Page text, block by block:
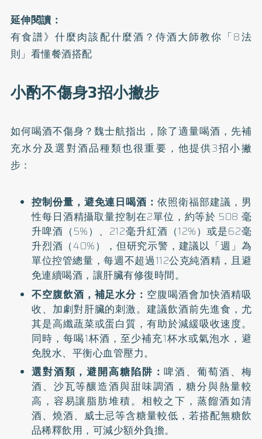
延伸閱讀：
有食譜》什麼肉該配什麼酒？侍酒大師教你「8法
則」看懂餐酒搭配
小酌不傷身3招小撇步
如何喝酒不傷身？魏士航指出，除了適量喝酒，先補
充水分及選對酒品種類也很重要，他提供3招小撇
步：
控制份量，避免連日喝酒：依照衛福部建議，男
性每日酒精攝取量控制在2單位，約等於 508 毫
升啤酒（5%）、212毫升紅酒（12%）或是62毫
升烈酒（40%），但研究示警，建議以「週」為
單位控管總量，每週不超過112公克純酒精，且避
免連續喝酒，讓肝臟有修復時間。
不空腹飲酒，補足水分： 空腹喝酒會加快酒精吸
收、加劇對肝臟的刺激。建議飲酒前先進食，尤
其是高纖蔬菜或蛋白質，有助於減緩吸收速度。
同時，每喝1杯酒，至少補充1杯水或氣泡水，避
免脫水、平衡心血管壓力。
選對酒類，避開高糖陷阱：啤酒、葡萄酒、梅
酒、沙瓦等釀造酒與甜味調酒，糖分與熱量較
高，容易讓脂肪堆積。相較之下，蒸餾酒如清
酒、燒酒、威士忌等含糖量較低，若搭配無糖飲
品稀釋飲用，可減少額外負擔。